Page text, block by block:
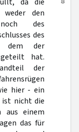
weder den
des
des
dem der
hat.
der
hier - ein
ist nicht die
aus einem
das für